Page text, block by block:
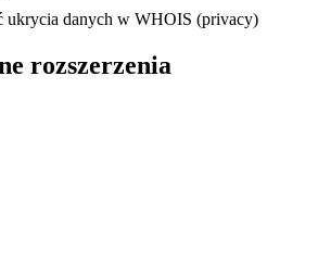
ukrycia danych w WHOIS (privacy)
rozszerzenia